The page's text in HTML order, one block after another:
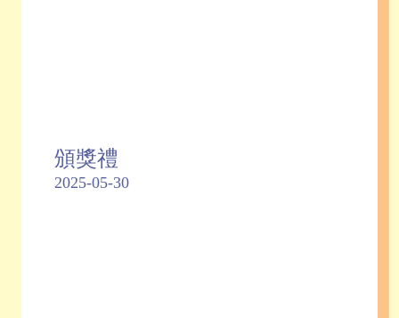
頒獎禮
2025-05-30